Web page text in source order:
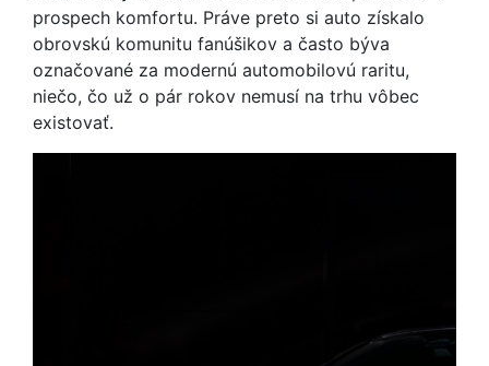
prospech komfortu. Práve preto si auto získalo
obrovskú komunitu fanúšikov a často býva
označované za modernú automobilovú raritu,
niečo, čo už o pár rokov nemusí na trhu vôbec
existovať.